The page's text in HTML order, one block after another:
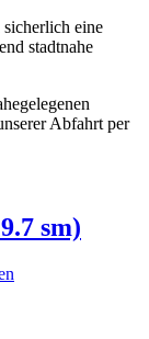
eine
stadtnahe
Abfahrt per
sm)